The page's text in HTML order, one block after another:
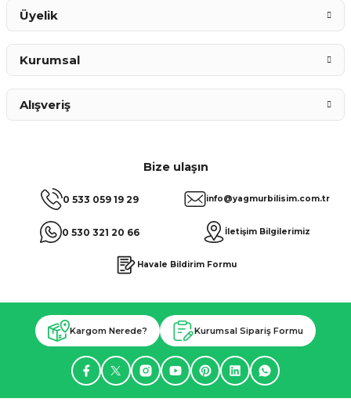
Bize ulaşın
0 533 059 19 29
0 530 321 20 66
info@yagmurbilisim.com.tr
İletişim Bilgilerimiz
Havale Bildirim Formu
Üyelik
Kurumsal
Alışveriş
Kargom Nerede? Kurumsal Sipariş Formu